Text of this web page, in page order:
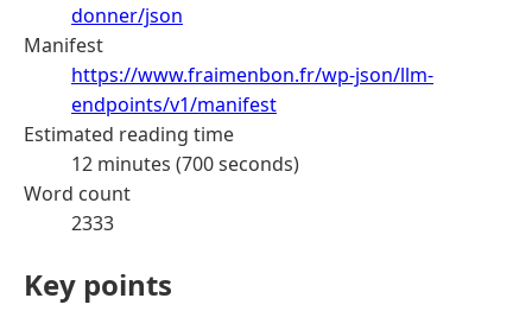
donner/json
Manifest
https://www.fraimenbon.fr/wp-json/llm-
endpoints/v1/manifest
Estimated reading time
12 minutes (700 seconds)
Word count
2333
Key points